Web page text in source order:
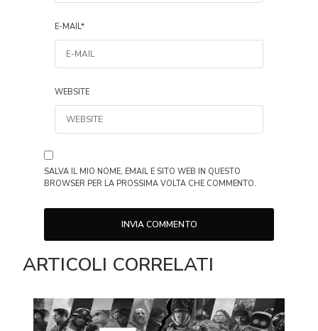
E-MAIL*
WEBSITE
SALVA IL MIO NOME, EMAIL E SITO WEB IN QUESTO
BROWSER PER LA PROSSIMA VOLTA CHE COMMENTO.
ARTICOLI CORRELATI